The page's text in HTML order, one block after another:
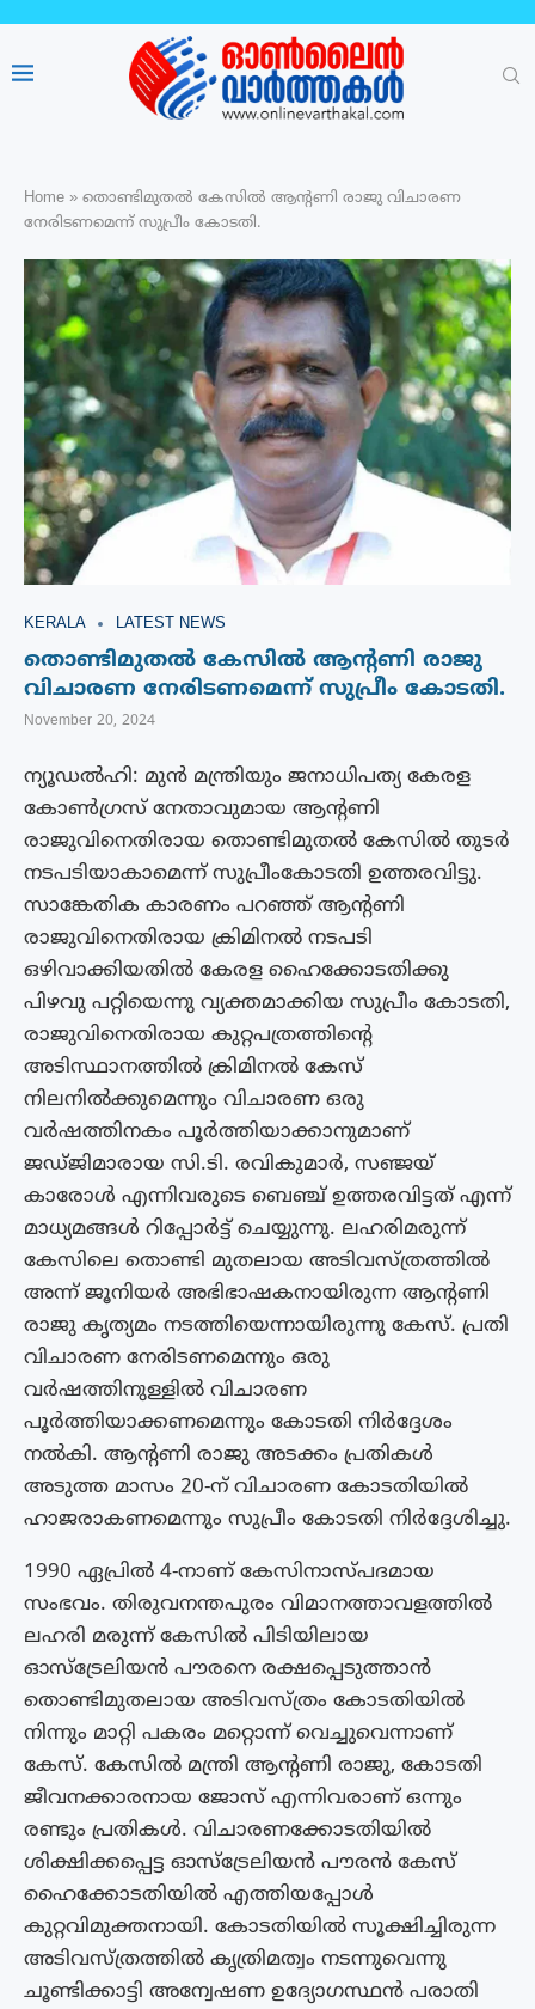
Home » തൊണ്ടിമുതൽ കേസിൽ ആന്‍റണി രാജു വിചാരണ
നേരിടണമെന്ന് സുപ്രീം കോടതി.
KERALA LATEST NEWS
തൊണ്ടിമുതൽ കേസിൽ ആന്‍റണി രാജു
വിചാരണ നേരിടണമെന്ന് സുപ്രീം കോടതി.
November 20, 2024
ന്യൂഡൽഹി: മുൻ മന്ത്രിയും ജനാധിപത്യ കേരള
കോൺഗ്രസ് നേതാവുമായ ആന്റണി
രാജുവിനെതിരായ തൊണ്ടിമുതൽ കേസിൽ തുടർ
നടപടിയാകാമെന്ന് സുപ്രീംകോടതി ഉത്തരവിട്ടു.
സാങ്കേതിക കാരണം പറഞ്ഞ് ആന്റണി
രാജുവിനെതിരായ ക്രിമിനൽ നടപടി
ഒഴിവാക്കിയതിൽ കേരള ഹൈക്കോടതിക്കു
പിഴവു പറ്റിയെന്നു വ്യക്തമാക്കിയ സുപ്രീം കോടതി,
രാജുവിനെതിരായ കുറ്റപത്രത്തിന്റെ
അടിസ്ഥാനത്തിൽ ക്രിമിനൽ കേസ്
നിലനിൽക്കുമെന്നും വിചാരണ ഒരു
വർഷത്തിനകം പൂർത്തിയാക്കാനുമാണ്
ജഡ്ജിമാരായ സി.ടി. രവികുമാർ, സഞ്ജയ്
കാരോൾ എന്നിവരുടെ ബെഞ്ച് ഉത്തരവിട്ടത് എന്ന്
മാധ്യമങ്ങൾ റിപ്പോർട്ട് ചെയ്യുന്നു. ലഹരിമരുന്ന്
കേസിലെ തൊണ്ടി മുതലായ അടിവസ്ത്രത്തില്‍
അന്ന് ജൂനിയര്‍ അഭിഭാഷകനായിരുന്ന ആന്‍റണി
രാജു കൃത്യമം നടത്തിയെന്നായിരുന്നു കേസ്. പ്രതി
വിചാരണ നേരിടണമെന്നും ഒരു
വർഷത്തിനുള്ളിൽ വിചാരണ
പൂർത്തിയാക്കണമെന്നും കോടതി നിർദ്ദേശം
നൽകി. ആന്റണി രാജു അടക്കം പ്രതികൾ
അടുത്ത മാസം 20-ന് വിചാരണ കോടതിയിൽ
ഹാജരാകണമെന്നും സുപ്രീം കോടതി നിർദ്ദേശിച്ചു.
1990 ഏപ്രില്‍ 4-നാണ് കേസിനാസ്പദമായ
സംഭവം. തിരുവനന്തപുരം വിമാനത്താവളത്തില്‍
ലഹരി മരുന്ന് കേസില്‍ പിടിയിലായ
ഓസ്‌ട്രേലിയന്‍ പൗരനെ രക്ഷപ്പെടുത്താന്‍
തൊണ്ടിമുതലായ അടിവസ്ത്രം കോടതിയിൽ
നിന്നും മാറ്റി പകരം മറ്റൊന്ന് വെച്ചുവെന്നാണ്
കേസ്. കേസില്‍ മന്ത്രി ആന്റണി രാജു, കോടതി
ജീവനക്കാരനായ ജോസ് എന്നിവരാണ് ഒന്നും
രണ്ടും പ്രതികള്‍. വിചാരണക്കോടതിയിൽ
ശിക്ഷിക്കപ്പെട്ട ഓസ്ട്രേലിയൻ പൗരൻ കേസ്
ഹൈക്കോടതിയിൽ എത്തിയപ്പോൾ
കുറ്റവിമുക്തനായി. കോടതിയിൽ സൂക്ഷിച്ചിരുന്ന
അടിവസ്ത്രത്തിൽ കൃത്രിമത്വം നടന്നുവെന്നു
ചൂണ്ടിക്കാട്ടി അന്വേഷണ ഉദ്യോഗസ്ഥൻ പരാതി